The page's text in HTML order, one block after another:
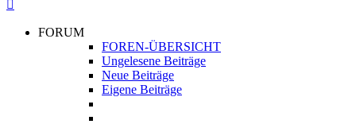
FORUM
FOREN-ÜBERSICHT
Ungelesene Beiträge
Neue Beiträge
Eigene Beiträge